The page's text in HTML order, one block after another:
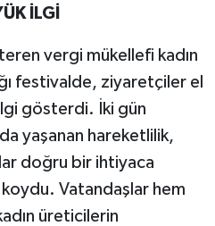
İLGİ
vergi mükellefi kadın
festivalde, ziyaretçiler el
gösterdi. İki gün
yaşanan hareketlilik,
doğru bir ihtiyaca
Vatandaşlar hem
üreticilerin